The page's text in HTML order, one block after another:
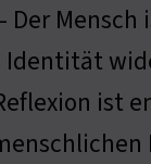
Mensch
ist